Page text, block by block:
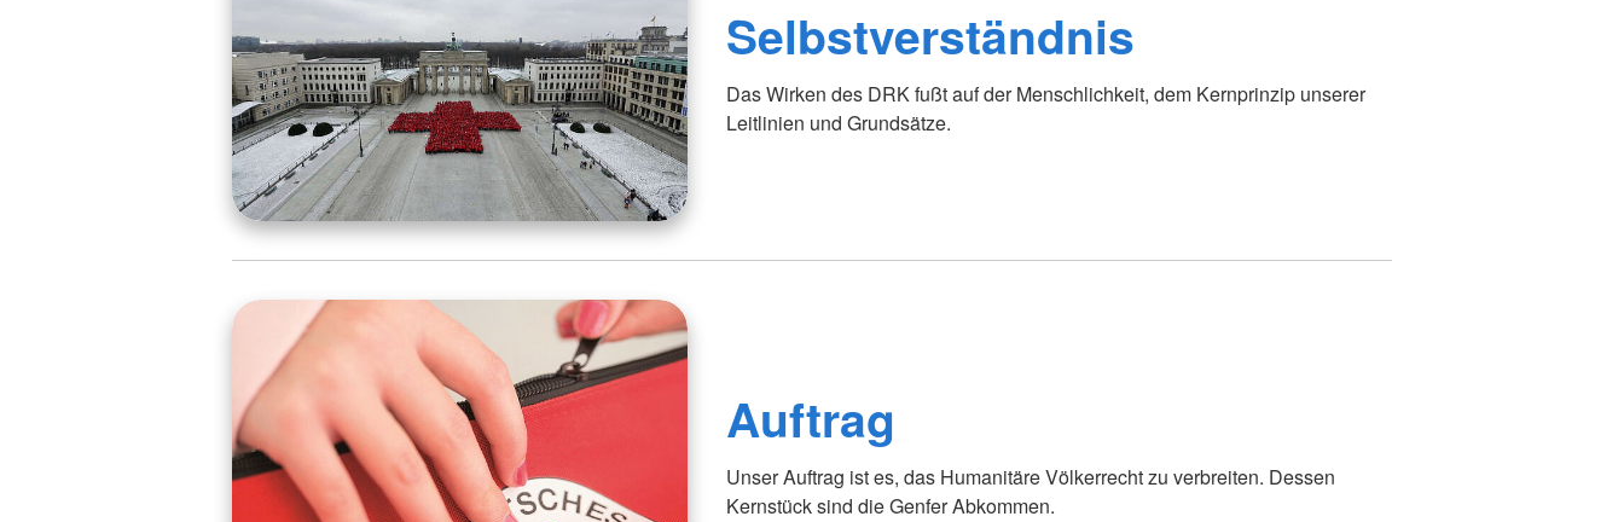
Selbstverständnis
Das Wirken des DRK fußt auf der Menschlichkeit, dem Kernprinzip unserer
Leitlinien und Grundsätze.
Auftrag
Unser Auftrag ist es, das Humanitäre Völkerrecht zu verbreiten. Dessen
Kernstück sind die Genfer Abkommen.